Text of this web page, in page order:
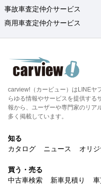
事故車査定仲介サービス
商用車査定仲介サービス
carview!（カービュー）はLINEヤ
らゆる情報やサービスを提供する
報から、ユーザーや専門家のリア
多く掲載しています。
知る
カタログ
ニュース オリ
買う・売る
中古車検索
新車見積り 車